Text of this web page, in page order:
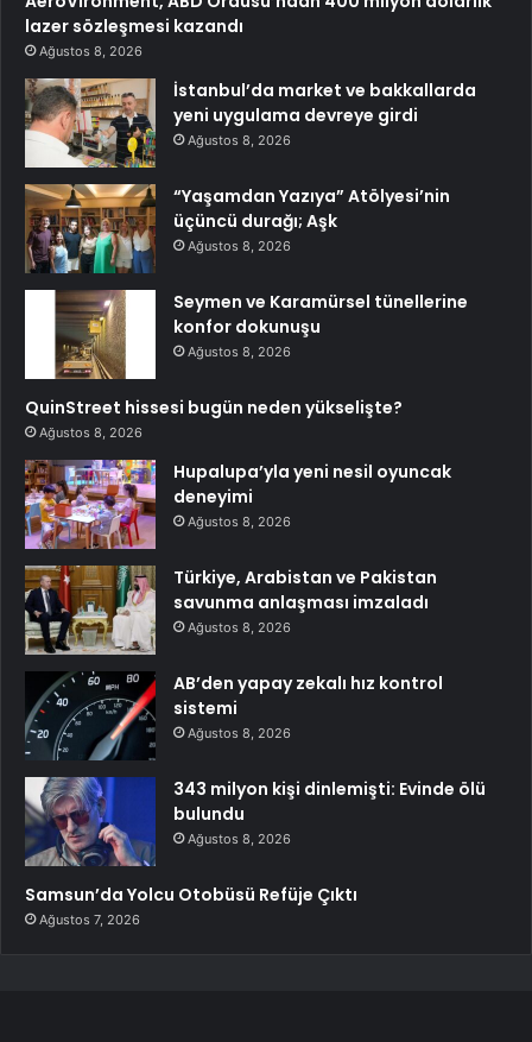
lazer sözleşmesi kazandı
Ağustos 8, 2026
İstanbul’da market ve bakkallarda
yeni uygulama devreye girdi
Ağustos 8, 2026
“Yaşamdan Yazıya” Atölyesi’nin
üçüncü durağı; Aşk
Ağustos 8, 2026
Seymen ve Karamürsel tünellerine
konfor dokunuşu
Ağustos 8, 2026
QuinStreet hissesi bugün neden yükselişte?
Ağustos 8, 2026
Hupalupa’yla yeni nesil oyuncak
deneyimi
Ağustos 8, 2026
Türkiye, Arabistan ve Pakistan
savunma anlaşması imzaladı
Ağustos 8, 2026
AB’den yapay zekalı hız kontrol
sistemi
Ağustos 8, 2026
343 milyon kişi dinlemişti: Evinde ölü
bulundu
Ağustos 8, 2026
Samsun’da Yolcu Otobüsü Refüje Çıktı
Ağustos 7, 2026